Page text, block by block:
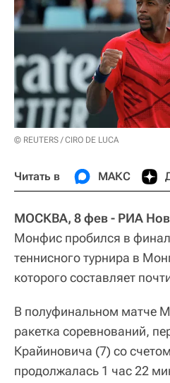
© REUTERS / CIRO DE LUCA
Читать в МАКС
МОСКВА, 8 фев - РИА
Монфис пробился в
теннисного турнира в
которого составляет
В полуфинальном матче
ракетка соревнований,
Крайиновича (7) со
продолжалась 1 час 22